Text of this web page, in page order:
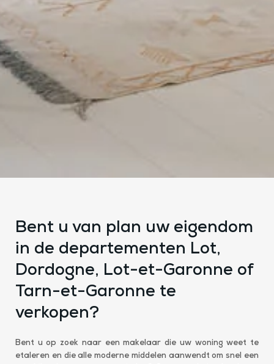
Bent u van plan uw eigendom
in de departementen Lot,
Dordogne, Lot-et-Garonne of
Tarn-et-Garonne te
verkopen?
Bent u op zoek naar een makelaar die uw woning weet te
etaleren en die alle moderne middelen aanwendt om snel een